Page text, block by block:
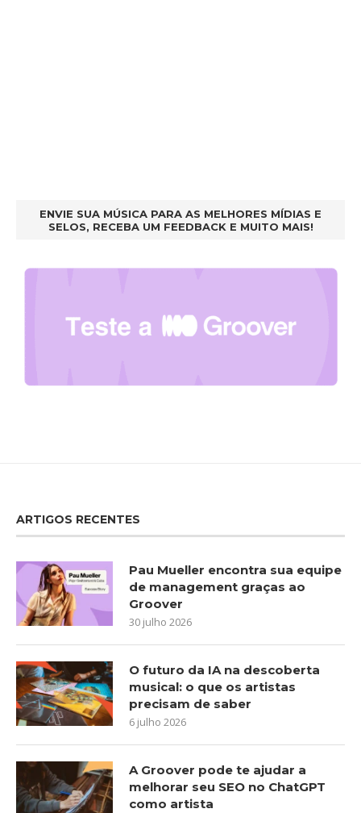
ENVIE SUA MÚSICA PARA AS MELHORES MÍDIAS E
SELOS, RECEBA UM FEEDBACK E MUITO MAIS!
ARTIGOS RECENTES
Pau Mueller encontra sua equipe
de management graças ao
Groover
30 julho 2026
O futuro da IA na descoberta
musical: o que os artistas
precisam de saber
6 julho 2026
A Groover pode te ajudar a
melhorar seu SEO no ChatGPT
como artista